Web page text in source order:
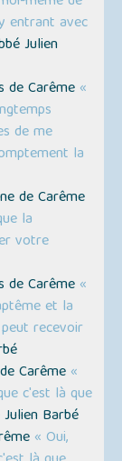
entrant avec
Julien
de Carême «
de me
la
de Carême
la
votre
de Carême «
et la
recevoir
Carême «
c'est là que
Julien Barbé
« Oui,